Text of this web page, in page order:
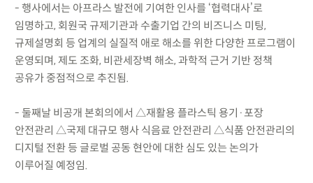
- 행사에서는 아프라스 발전에 기여한 인사를 ‘협력대사’로
임명하고, 회원국 규제기관과 수출기업 간의 비즈니스 미팅,
규제설명회 등 업계의 실질적 애로 해소를 위한 다양한 프로그램이
운영되며, 제도 조화, 비관세장벽 해소, 과학적 근거 기반 정책
공유가 중점적으로 추진됨.
- 둘째날 비공개 본회의에서 △재활용 플라스틱 용기·포장
안전관리 △국제 대규모 행사 식음료 안전관리 △식품 안전관리의
디지털 전환 등 글로벌 공동 현안에 대한 심도 있는 논의가
이루어질 예정임.